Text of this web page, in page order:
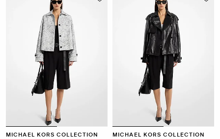
MICHAEL KORS COLLECTION MICHAEL KORS COLLECTION